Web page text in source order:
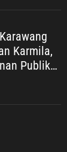
Karmila,
Publik